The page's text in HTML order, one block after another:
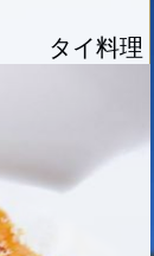
タイ料理